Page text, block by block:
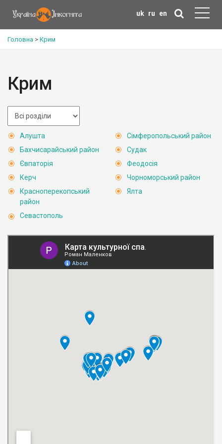
uk ru en
Головна > Крим
Крим
Алушта
Бахчисарайський район
Євпаторія
Керч
Красноперекопський
район
Севастополь
Сімферопольський район
Судак
Феодосія
Чорноморський район
Ялта